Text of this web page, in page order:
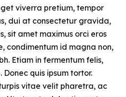
viverra pretium, tempor
dui at consectetur gravida,
sit amet maximus orci eros
condimentum id magna non,
Etiam in fermentum felis,
quis ipsum tortor.
vitae velit pharetra, ac